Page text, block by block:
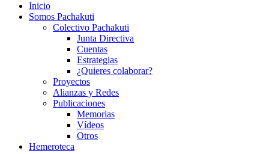
Inicio
Somos Pachakuti
Colectivo Pachakuti
Junta Directiva
Cuentas
Estrategias
¿Quieres colaborar?
Proyectos
Alianzas y Redes
Publicaciones
Memorias
Vídeos
Otros
Hemeroteca